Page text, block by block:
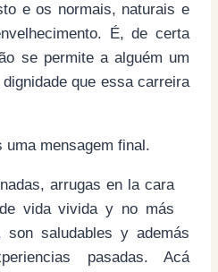
e os normais, naturais e
É, de certa
se permite a alguém um
que essa carreira
uma mensagem final.
arrugas en la cara
vida vivida y no más
son saludables y además
pasadas. Acá